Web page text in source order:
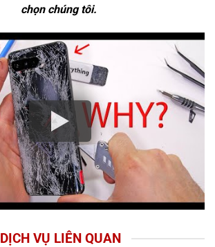
chọn chúng tôi.
DỊCH VỤ LIÊN QUAN